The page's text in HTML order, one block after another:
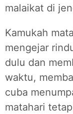
malaikat di
Kamukah
mengejar
dulu dan
waktu,
cuba
matahari